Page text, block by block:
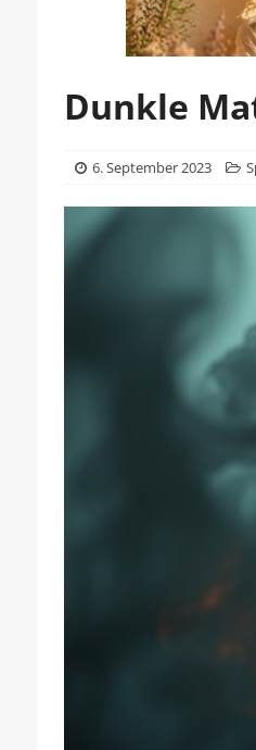
Dunkle
6. September 2023